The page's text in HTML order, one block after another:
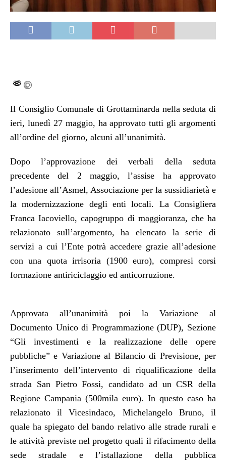
Il Consiglio Comunale di Grottaminarda nella seduta di
ieri, lunedì 27 maggio, ha approvato tutti gli argomenti
all’ordine del giorno, alcuni all’unanimità.
Dopo l’approvazione dei verbali della seduta
precedente del 2 maggio, l’assise ha approvato
l’adesione all’Asmel, Associazione per la sussidiarietà e
la modernizzazione degli enti locali. La Consigliera
Franca Iacoviello, capogruppo di maggioranza, che ha
relazionato sull’argomento, ha elencato la serie di
servizi a cui l’Ente potrà accedere grazie all’adesione
con una quota irrisoria (1900 euro), compresi corsi
formazione antiriciclaggio ed anticorruzione.
Approvata all’unanimità poi la Variazione al
Documento Unico di Programmazione (DUP), Sezione
“Gli investimenti e la realizzazione delle opere
pubbliche” e Variazione al Bilancio di Previsione, per
l’inserimento dell’intervento di riqualificazione della
strada San Pietro Fossi, candidato ad un CSR della
Regione Campania (500mila euro). In questo caso ha
relazionato il Vicesindaco, Michelangelo Bruno, il
quale ha spiegato del bando relativo alle strade rurali e
le attività previste nel progetto quali il rifacimento della
sede stradale e l’istallazione della pubblica